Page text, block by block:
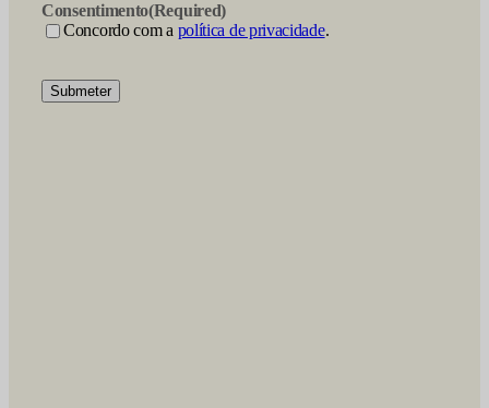
Consentimento(Required)
Concordo com a política de privacidade.
Submeter